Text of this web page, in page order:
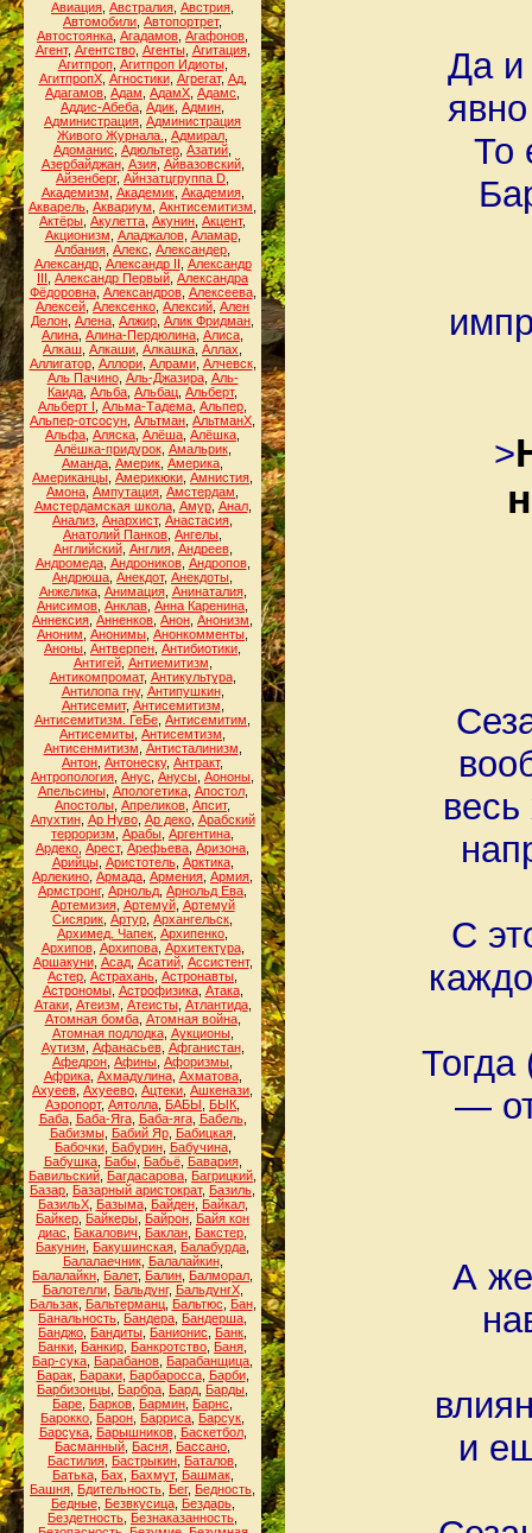
Авиация Австралия Австрия
Автомобили Автопортрет,
Автостоянка Агадамов Агафонов
Агент, Агентство, Агенты, Агитация,
Агитпроп, Агитпроп Идиоты,
АгитпропХ, Агностики, Агрегат, Ад,
Адагамов Адам АдамХ Адамс
Аддис-Абеба Адик Админ
Администрация Администрация
Живого Журнала.
Адмирал
Адоманис Адюльтер Азатий
Азербайджан, Азия, Айвазовский,
Айзенберг, Айнзатцгруппа D
Академизм Академик, Академия,
Акварель Аквариум Акнтисемитизм
Актёры Акулетта Акунин Акцент,
Акционизм Аладжалов, Аламар,
Албания Алекс Александер
Александр, Александр II Александр
III Александр Первый Александра
Фёдоровна, Александров, Алексеева,
Алексей Алексенко Алексий Ален
Делон Алена Алжир Алик Фридман
Алина Алина-Пердюлина Алиса
Алкаш Алкаши Алкашка Аллах
Аллигатор, Аллори, Алрами, Алчевск,
Аль Пачино, Аль-Джазира, Аль-
Каида Альба Альбац Альберт,
Альберт I Альма-Тадема Альпер
Альпер-отсосун Альтман АльтманХ
Альфа Аляска Алёша Алёшка
Алёшка-придурок, Амальрик,
Аманда Америк Америка
Американцы Америкюки Амнистия
Амона Ампутация Амстердам
Амстердамская школа, Амур, Анал,
Анализ Анархист, Анастасия
Анатолий Панков Ангелы
Английский, Англия, Андреев,
Андромеда, Андроников, Андропов,
Андрюша Анекдот, Анекдоты
Анжелика, Анимация, Анинаталия,
Анисимов Анклав Анна Каренина
Аннексия Анненков Анон Анонизм
Аноним Анонимы Анонкомменты
Аноны Антверпен Антибиотики
Антигей, Антиемитизм
Антикомпромат, Антикультура,
Антилопа гну, Антипушкин,
Антисемит, Антисемитизм
Антисемитизм. ГеБе Антисемитим
Антисемиты Антисемтизм
Антисенмитизм Антисталинизм
Антон Антонеску, Антракт,
Антропология Анус Анусы Аононы
Апельсины, Апологетика, Апостол,
Апостолы Апреликов Апсит,
Апухтин, Ар Нуво, Ар деко, Арабский
терроризм Арабы Аргентина
Ардеко Арест, Арефьева Аризона
Арийцы, Аристотель, Арктика,
Арлекино Армада Армения Армия
Армстронг, Арнольд Арнольд Ева
Артемизия, Артемуй, Артемуй
Сисярик Артур Архангельск
Архимед. Чапек Архипенко
Архипов, Архипова, Архитектура,
Аршакуни, Асад, Асатий, Ассистент,
Астер Астрахань Астронавты
Астрономы, Астрофизика, Атака,
Атаки, Атеизм Атеисты, Атлантида,
Атомная бомба, Атомная война,
Атомная подлодка, Аукционы,
Аутизм Афанасьев, Афганистан,
Афедрон Афины Афоризмы
Африка, Ахмадулина, Ахматова,
Ахуеев Ахуеево Ацтеки Ашкенази
Аэропорт, Аятолла БАБЫ БЫК
Баба, Баба-Яга, Баба-яга, Бабель,
Бабизмы, Бабий Яр, Бабицкая,
Бабочки, Бабурин, Бабучина,
Бабушка, Бабы, Бабьё, Бавария,
Бавильский Багдасарова Багрицкий
Базар Базарный аристократ, Базиль
БазильХ, Базыма, Байден, Байкал,
Байкер Байкеры Байрон Байя кон
диас
Бакалович Баклан Бакстер
Бакунин Бакушинская Балабурда
Балалаечник, Балалайкин,
Балалайкн Балет, Балин Балморал
Балотелли, Бальдунг, БальдунгХ,
Бальзак, Бальтерманц, Бальтюс Бан,
Банальность Бандера Бандерша
Банджо Бандиты Банионис Банк
Банки Банкир Банкротство Баня
Бар-сука Барабанов Барабанщица
Барак, Бараки, Барбаросса, Барби,
Барбизонцы Барбра Бард Барды
Баре Барков Бармин Барнс
Барокко Барон Барриса Барсук
Барсука, Барышников, Баскетбол,
Басманный Басня Бассано
Бастилия Бастрыкин Баталов
Батька, Бах Бахмут, Башмак,
Башня Бдительность Бег, Бедность
Бедные, Безвкусица, Бездарь,
Бездетность Безнаказанность
Да и
То
>
С
—
А
и